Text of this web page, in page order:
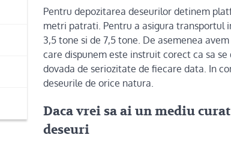
Pentru depozitarea deseurilor detinem
metri patrati. Pentru a asigura transportul
3,5 tone si de 7,5 tone. De asemenea
care dispunem este instruit corect ca sa
dovada de seriozitate de fiecare data. In
deseurile de orice natura.
Daca vrei sa ai un mediu
deseuri